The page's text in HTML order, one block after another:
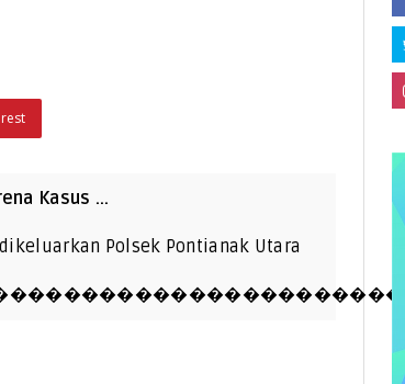
Kasus ...
Polsek Pontianak Utara